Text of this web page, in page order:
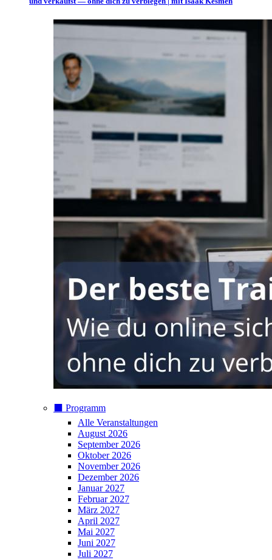
⬛️ Programm
Alle Veranstaltungen
August 2026
September 2026
Oktober 2026
November 2026
Dezember 2026
Januar 2027
Februar 2027
März 2027
April 2027
Mai 2027
Juni 2027
Juli 2027